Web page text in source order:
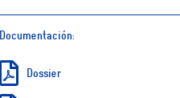
Documentación:
Dossier